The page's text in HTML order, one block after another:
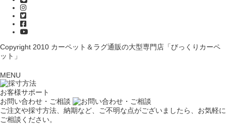
Copyright 2010 カーペット＆ラグ通販の大型専門店「びっくりカーペ
ット」
MENU
お客様サポート
お問い合わせ・ご相談
ご注文や採寸方法、納期など、ご不明な点がございましたら、お気軽に
ご相談ください。